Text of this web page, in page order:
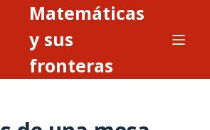
Matemáticas
y sus
fronteras